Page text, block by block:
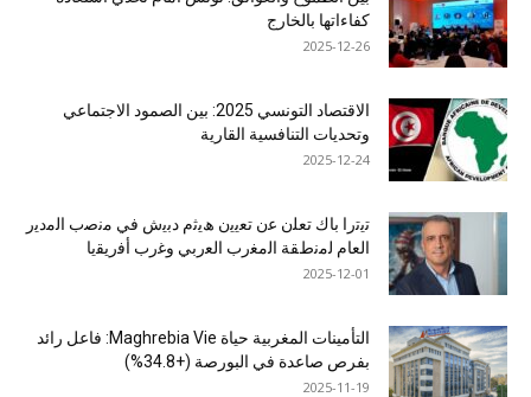
كفاءاتها بالخارج
2025-12-26
الاقتصاد التونسي 2025: بين الصمود الاجتماعي
وتحديات التنافسية القارية
2025-12-24
ﺗﯾﺗرا ﺑﺎك ﺗﻌﻠن ﻋن ﺗﻌﯾﯾن ھﯾﺛم دﺑﯾش ﻓﻲ ﻣﻧﺻب اﻟﻣدﯾر
اﻟﻌﺎم ﻟﻣﻧطﻘﺔ اﻟﻣﻐرب اﻟﻌرﺑﻲ وﻏرب أﻓرﯾﻘﯾﺎ
2025-12-01
التأمينات المغربية حياة Maghrebia Vie: فاعل رائد
بفرص صاعدة في البورصة (+34.8%)
2025-11-19